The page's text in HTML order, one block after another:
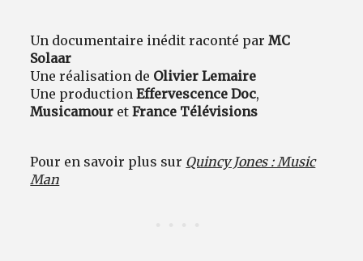
Un documentaire inédit raconté parMC
Solaar
Une réalisation de Olivier Lemaire
Une productionEffervescence Doc,
Musicamour etFrance Télévisions
Pour en savoir plus sur Quincy Jones : Music
Man